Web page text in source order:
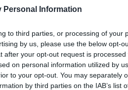
Personal Information
to third parties, or processing of your
by us, please use the below opt-
after your opt-out request is processed
on personal information utilized by
to your opt-out. You may separately
by third parties on the IAB’s list